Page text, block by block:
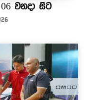
වනදා සිට